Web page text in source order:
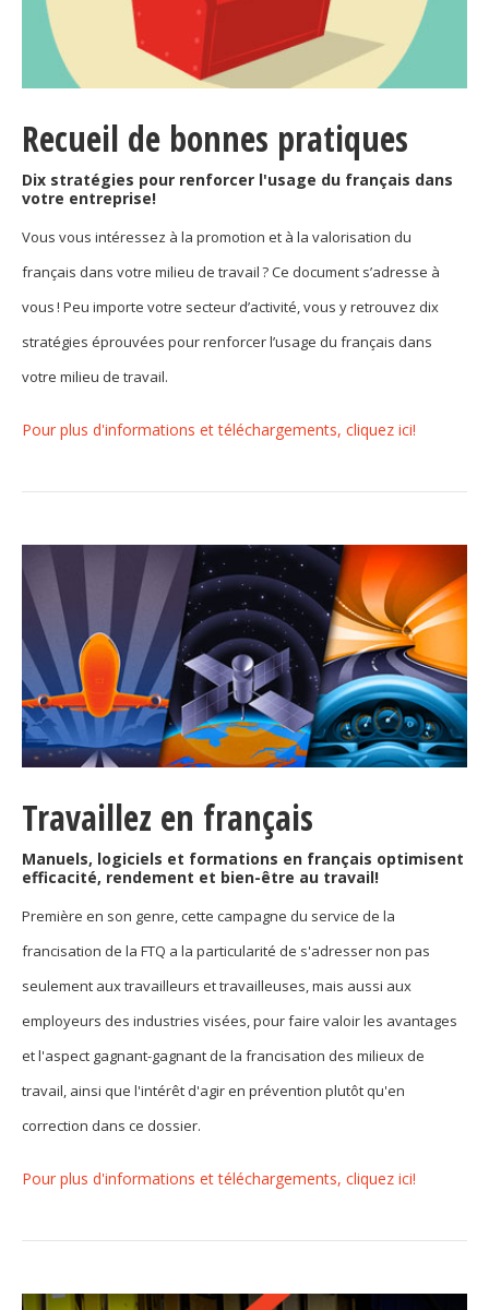
Organismes de la langue française
Organismes de la langue française
Publications
Francophonie internationale
Expressions et jeux de lettres
Revue de presse
Langue du travail
Hébergement et restauration
Plastiques et composites
Télécommunications
Aéronautique
Métallurgie
Capsules linguistiques
Jeux et outils terminolinguistiques
Cours de français
Témoignages
Espace militant
Nos campagnes
Recueil de bonnes pratiques
Dix stratégies pour renforcer l'usage du français dans
votre entreprise!
Vous vous intéressez à la promotion et à la valorisation du
français dans votre milieu de travail ? Ce document s’adresse à
vous ! Peu importe votre secteur d’activité, vous y retrouvez dix
stratégies éprouvées pour renforcer l’usage du français dans
votre milieu de travail.
Pour plus d'informations et téléchargements, cliquez ici!
Travaillez en français
Manuels, logiciels et formations en français optimisent
efficacité, rendement et bien-être au travail!
Première en son genre, cette campagne du service de la
francisation de la FTQ a la particularité de s'adresser non pas
seulement aux travailleurs et travailleuses, mais aussi aux
employeurs des industries visées, pour faire valoir les avantages
et l'aspect gagnant-gagnant de la francisation des milieux de
travail, ainsi que l'intérêt d'agir en prévention plutôt qu'en
correction dans ce dossier.
Pour plus d'informations et téléchargements, cliquez ici!